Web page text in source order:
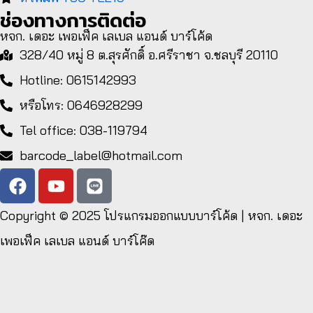
ช่องทางการติดต่อ
หจก. เดอะ เพอเฟ็ค เลเบล แอนด์ บาร์โค้ด
328/40 หมู่ 8 ต.สุรศักดิ์ อ.ศรีราชา จ.ชลบุรี 20110
Hotline: 0615142993
หรือโทร: 0646928299
Tel office: 038-119794
barcode_label@hotmail.com
Copyright © 2025โปรแกรมออกแบบบาร์โค้ด | หจก. เดอะ
เพอเฟ็ค เลเบล แอนด์ บาร์โค๊ด